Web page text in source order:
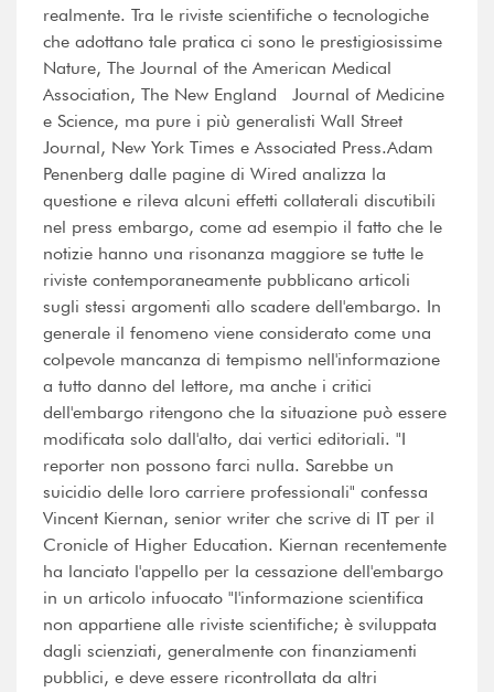
realmente. Tra le riviste scientifiche o tecnologiche
che adottano tale pratica ci sono le prestigiosissime
Nature, The Journal of the American Medical
Association, The New England Journal of Medicine
e Science, ma pure i più generalisti Wall Street
Journal, New York Times e Associated Press.Adam
Penenberg dalle pagine di Wired analizza la
questione e rileva alcuni effetti collaterali discutibili
nel press embargo, come ad esempio il fatto che le
notizie hanno una risonanza maggiore se tutte le
riviste contemporaneamente pubblicano articoli
sugli stessi argomenti allo scadere dell'embargo. In
generale il fenomeno viene considerato come una
colpevole mancanza di tempismo nell'informazione
a tutto danno del lettore, ma anche i critici
dell'embargo ritengono che la situazione può essere
modificata solo dall'alto, dai vertici editoriali. "I
reporter non possono farci nulla. Sarebbe un
suicidio delle loro carriere professionali" confessa
Vincent Kiernan, senior writer che scrive di IT per il
Cronicle of Higher Education. Kiernan recentemente
ha lanciato l'appello per la cessazione dell'embargo
in un articolo infuocato "l'informazione scientifica
non appartiene alle riviste scientifiche; è sviluppata
dagli scienziati, generalmente con finanziamenti
pubblici, e deve essere ricontrollata da altri